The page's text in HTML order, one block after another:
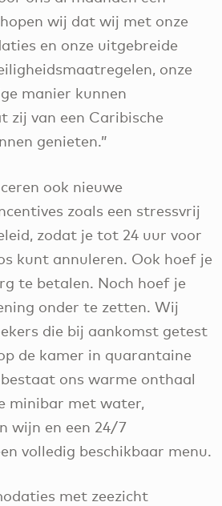
wij dat wij met onze
en onze uitgebreide
onze
manier kunnen
zij van een Caribische
genieten.”
ook nieuwe
zoals een stressvrij
zodat je tot 24 uur voor
kunt annuleren. Ook hoef je
te betalen. Noch hoef je
onder te zetten. Wij
die bij aankomst getest
de kamer in quarantaine
ons warme onthaal
minibar met water,
wijn en een 24/7
volledig beschikbaar menu.
met zeezicht